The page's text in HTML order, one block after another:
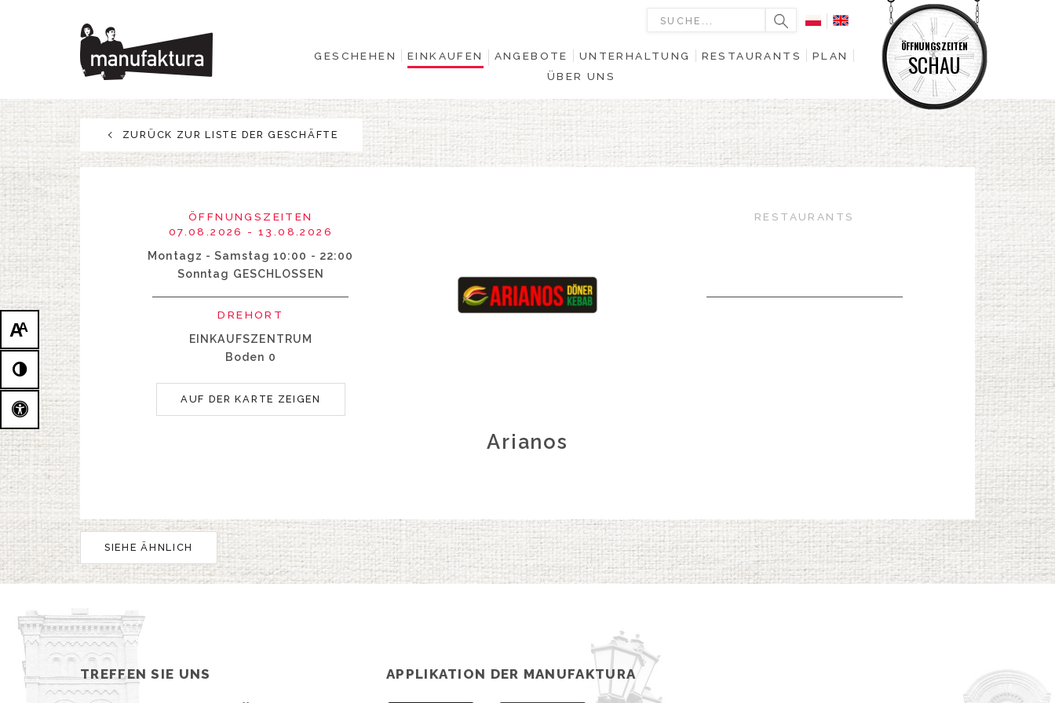
AA
ÖFFNUNGSZEITEN
SCHAU
GESCHEHEN EINKAUFEN ANGEBOTE UNTERHALTUNG RESTAURANTS
PLAN
ÜBER UNS
GESCHEHEN
EINKAUFEN
ANGEBOTE
UNTERHALTUNG
RESTAURANTS
PLAN
ÜBER UNS
ZURÜCK ZUR LISTE DER GESCHÄFTE
ÖFFNUNGSZEITEN
07.08.2026 - 13.08.2026
Montagz - Samstag 10:00 - 22:00
Sonntag GESCHLOSSEN
DREHORT
EINKAUFSZENTRUM
Boden 0
AUF DER KARTE ZEIGEN
RESTAURANTS
Arianos
SIEHE ÄHNLICH
TREFFEN SIE UNS APPLIKATION DER MANUFAKTURA